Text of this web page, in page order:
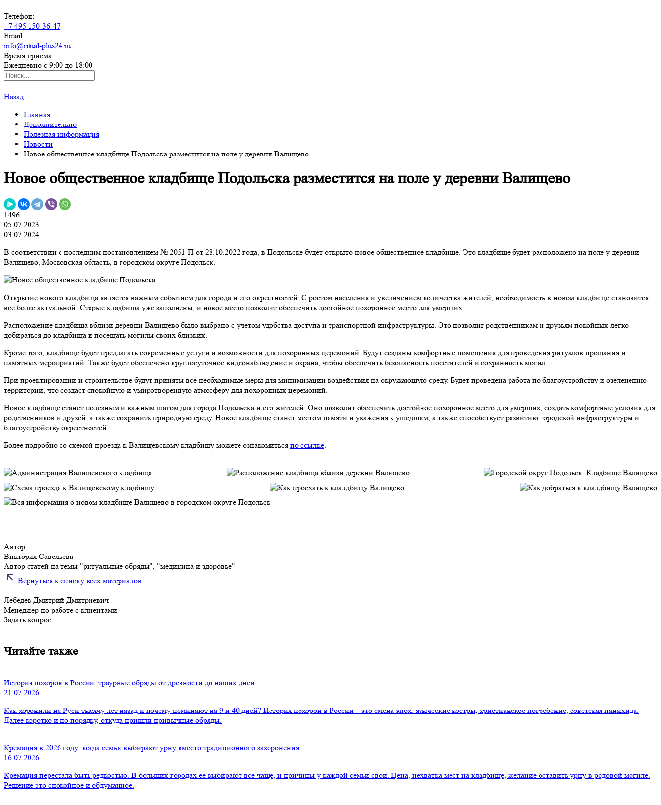
Телефон:
+7 495 150-36-47
Email:
info@ritual-plus24.ru
Время приема:
Ежедневно с 9:00 до 18:00
Назад
Главная
Дополнительно
Полезная информация
Новости
Новое общественное кладбище Подольска разместится на поле у деревни Валищево
Новое общественное кладбище Подольска разместится на поле у деревни Валищево
1496
05.07.2023
03.07.2024
В соответствии с последним постановлением № 2051-П от 28.10.2022 года, в Подольске будет открыто новое общественное кладбище. Это кладбище будет расположено на поле у деревни
Валищево, Московская область, в городском округе Подольск.
Открытие нового кладбища является важным событием для города и его окрестностей. С ростом населения и увеличением количества жителей, необходимость в новом кладбище становится
все более актуальной. Старые кладбища уже заполнены, и новое место позволит обеспечить достойное похоронное место для умерших.
Расположение кладбища вблизи деревни Валищево было выбрано с учетом удобства доступа и транспортной инфраструктуры. Это позволит родственникам и друзьям покойных легко
добираться до кладбища и посещать могилы своих близких.
Кроме того, кладбище будет предлагать современные услуги и возможности для похоронных церемоний. Будут созданы комфортные помещения для проведения ритуалов прощания и
памятных мероприятий. Также будет обеспечено круглосуточное видеонаблюдение и охрана, чтобы обеспечить безопасность посетителей и сохранность могил.
При проектировании и строительстве будут приняты все необходимые меры для минимизации воздействия на окружающую среду. Будет проведена работа по благоустройству и озеленению
территории, что создаст спокойную и умиротворенную атмосферу для похоронных церемоний.
Новое кладбище станет полезным и важным шагом для города Подольска и его жителей. Оно позволит обеспечить достойное похоронное место для умерших, создать комфортные условия для
родственников и друзей, а также сохранить природную среду. Новое кладбище станет местом памяти и уважения к ушедшим, а также способствует развитию городской инфраструктуры и
благоустройству окрестностей.
Более подробно со схемой проезда к Валищевскому кладбищу можете ознакомиться по ссылке.
Автор
Виктория Савельева
Автор статей на темы "ритуальные обряды", "медицина и здоровье"
Вернуться к списку всех материалов
Лебедев Дмитрий Дмитриевич
Менеджер по работе с клиентами
Задать вопрос
Читайте также
История похорон в России: траурные обряды от древности до наших дней
21.07.2026
Как хоронили на Руси тысячу лет назад и почему поминают на 9 и 40 дней? История похорон в России – это смена эпох: языческие костры, христианское погребение, советская панихида.
Далее коротко и по порядку, откуда пришли привычные обряды.
Кремация в 2026 году: когда семьи выбирают урну вместо традиционного захоронения
16.07.2026
Кремация перестала быть редкостью. В больших городах ее выбирают все чаще, и причины у каждой семьи свои. Цена, нехватка мест на кладбище, желание оставить урну в родовой могиле.
Решение это спокойное и обдуманное.